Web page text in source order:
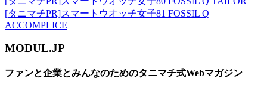
[タニマチPR]スマートウオッチ女子81 FOSSIL Q
ACCOMPLICE
MODUL.JP
ファンと企業とみんなのためのタニマチ式Webマガジン